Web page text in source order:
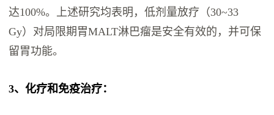
达100%。上述研究均表明，低剂量放疗（30~33
Gy）对局限期胃MALT淋巴瘤是安全有效的，并可保
留胃功能。
3、化疗和免疫治疗：